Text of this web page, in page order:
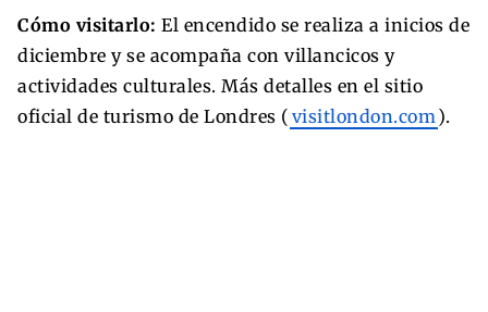
Cómo visitarlo: El encendido se realiza a inicios de
diciembre y se acompaña con villancicos y
actividades culturales. Más detalles en el sitio
oficial de turismo de Londres ( visitlondon.com ).